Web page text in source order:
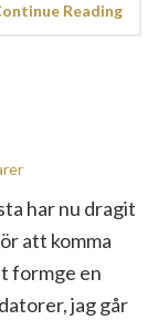
Reading
har nu dragit
att komma
formge en
jag går